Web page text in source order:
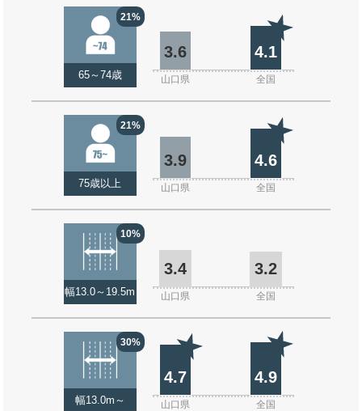
21%
65～74歳
3.6 4.1
山口県 全国
21%
75歳以上
3.9 4.6
山口県 全国
10%
幅13.0～19.5m
3.4 3.2
山口県 全国
30%
幅13.0m～
4.7 4.9
山口県 全国